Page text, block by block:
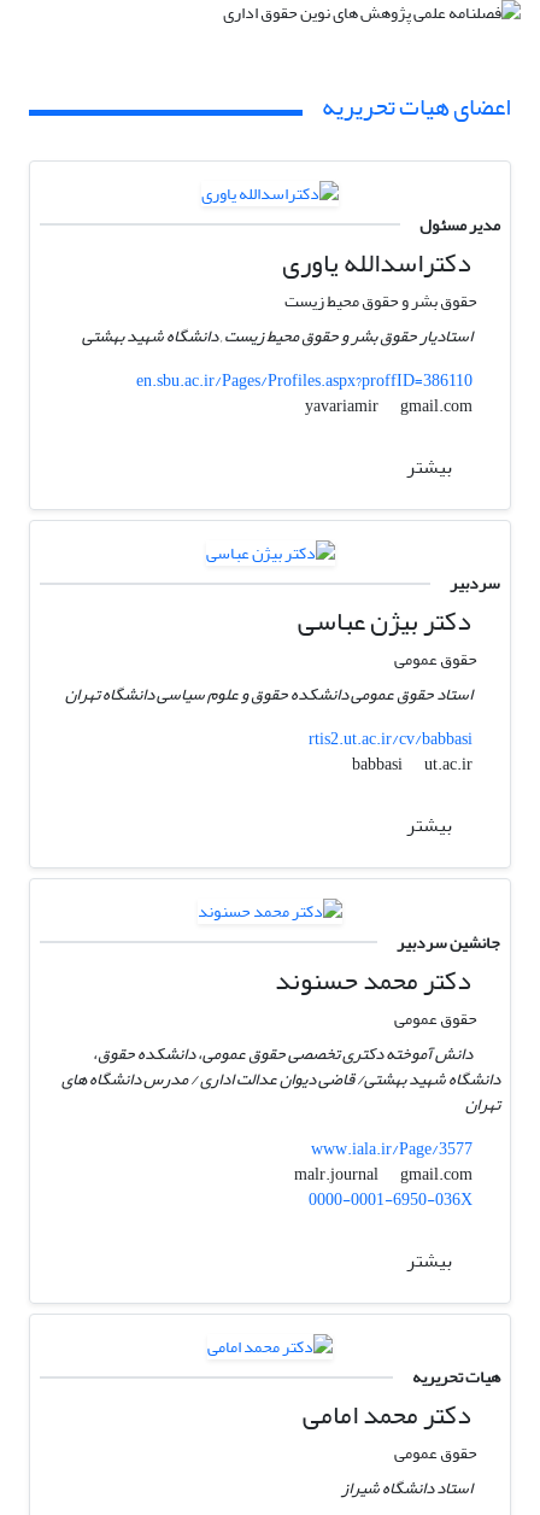
اعضای هیات تحریریه
مدیر مسئول
دکتراسدالله یاوری
حقوق بشر و حقوق محیط زیست
استادیار حقوق بشر و حقوق محیط زیست , دانشگاه شهید بهشتی
en.sbu.ac.ir/Pages/Profiles.aspx?proffID=386110
yavariamir
gmail.com
بیشتر
سردبیر
دکتر بیژن عباسی
حقوق عمومی
استاد حقوق عمومی دانشکده حقوق و علوم سیاسی دانشگاه تهران
rtis2.ut.ac.ir/cv/babbasi
babbasi
ut.ac.ir
بیشتر
جانشین سردبیر
دکتر محمد حسنوند
حقوق عمومی
دانش آموخته دکتری تخصصی حقوق عمومی، دانشکده حقوق،
دانشگاه شهید بهشتی/ قاضی دیوان عدالت اداری / مدرس دانشگاه های
تهران
www.iala.ir/Page/3577
malr.journal
gmail.com
0000-0001-6950-036X
بیشتر
هیات تحریریه
دکتر محمد امامی
حقوق عمومی
استاد دانشگاه شیراز